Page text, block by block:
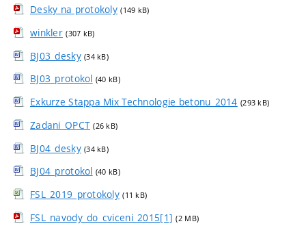
Desky na protokoly (149 kB)
winkler (307 kB)
BJ03_desky (34 kB)
BJ03_protokol (40 kB)
Exkurze Stappa Mix Technologie betonu_2014 (293 kB)
Zadani_OPCT (26 kB)
BJ04_desky (34 kB)
BJ04_protokol (40 kB)
FSL_2019_protokoly (11 kB)
FSL_navody_do_cviceni_2015[1] (2 MB)